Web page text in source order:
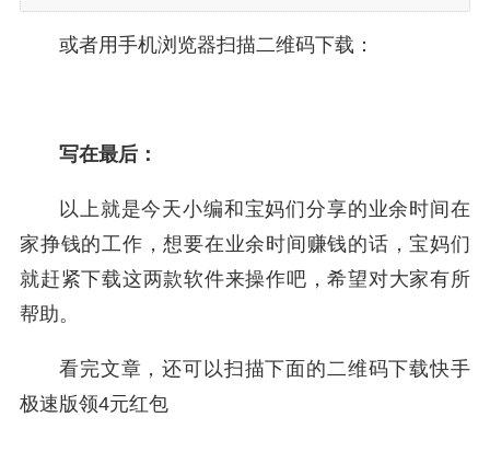
或者用手机浏览器扫描二维码下载：
写在最后：
以上就是今天小编和宝妈们分享的业余时间在
家挣钱的工作，想要在业余时间赚钱的话，宝妈们
就赶紧下载这两款软件来操作吧，希望对大家有所
帮助。
看完文章，还可以扫描下面的二维码下载快手
极速版领4元红包